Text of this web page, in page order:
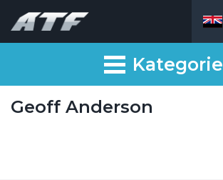
Kategorie
Geoff Anderson